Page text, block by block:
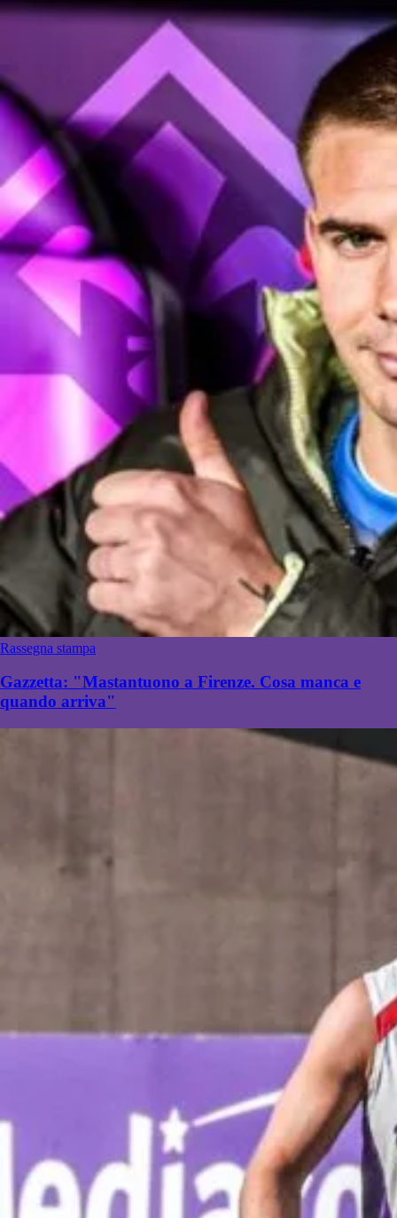
Rassegna stampa
Gazzetta: "Mastantuono a Firenze. Cosa manca e
quando arriva"